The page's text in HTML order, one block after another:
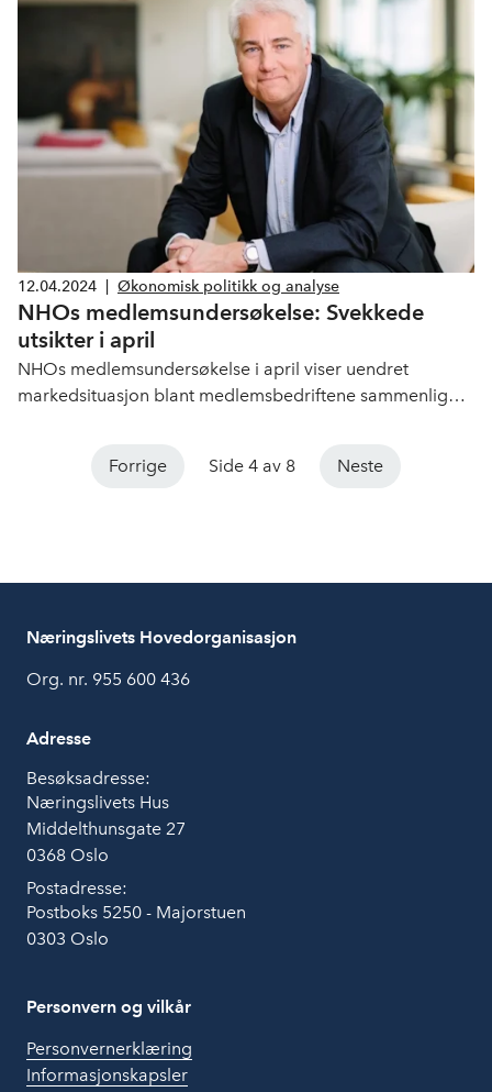
er også bedret.
12.04.2024 Økonomisk politikk og analyse
NHOs medlemsundersøkelse: Svekkede
utsikter i april
NHOs medlemsundersøkelse i april viser uendret
markedsituasjon blant medlemsbedriftene sammenlignet
Forrige
Side 4 av 8 Neste
Næringslivets Hovedorganisasjon
Org. nr. 955 600 436
Adresse
Besøksadresse:
Næringslivets Hus
Middelthunsgate 27
0368 Oslo
Postadresse:
Postboks 5250 - Majorstuen
0303 Oslo
Personvern og vilkår
Personvernerklæring
Informasjonskapsler